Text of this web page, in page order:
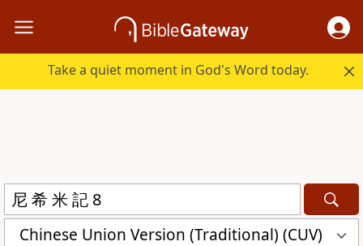
Take a quiet moment in God's Word today.
Chinese Union Version (Traditional) (CUV)